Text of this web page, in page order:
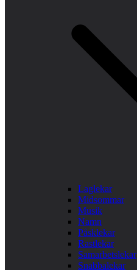
Laglekar
Midsommar
Musik
Namn
Påsklekar
Rastlekar
Samarbetslekar
Snabbalekar